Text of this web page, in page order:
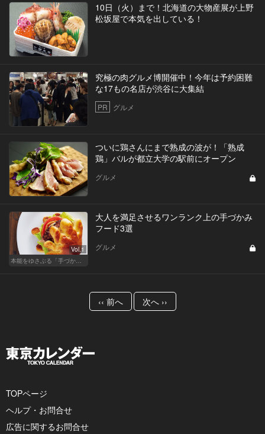
10日（火）まで！北海道の大物産展が上野
松坂屋で本気を出している！
究極の肉グルメ博開催中！今年は予約困難
な17もの名店が渋谷に大集結
PR グルメ
ついに鶏さんにまで熟成の波が！「熟成
鶏」バルが都立大学の駅前にオープン
グルメ
Vol.1
本能をゆさぶる「手づかみフード」のススメ！
大人を満足させるワンランク上の手づかみ
フード3選
グルメ
‹‹ 前へ 次へ ››
TOPページ
ヘルプ・お問合せ
広告に関するお問合せ